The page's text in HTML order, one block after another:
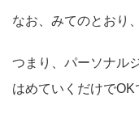
なお、みてのとおり
つまり、パーソナル
はめていくだけでOK